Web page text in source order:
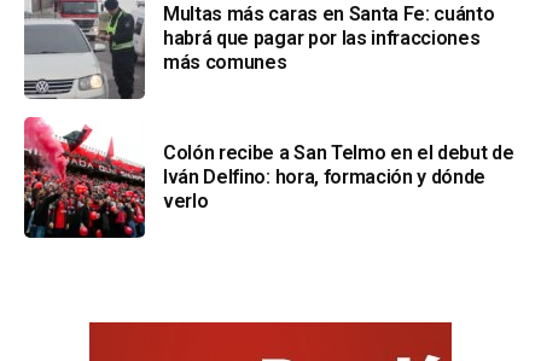
Multas más caras en Santa Fe: cuánto
habrá que pagar por las infracciones
más comunes
Colón recibe a San Telmo en el debut de
Iván Delfino: hora, formación y dónde
verlo